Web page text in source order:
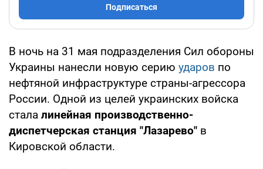
Подписаться
В ночь на 31 мая подразделения Сил обороны
Украины нанесли новую серию ударов по
нефтяной инфраструктуре страны-агрессора
России. Одной из целей украинских войска
стала линейная производственно-
диспетчерская станция "Лазарево" в
Кировской области.